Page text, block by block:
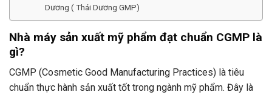
Dương ( Thái Dương GMP)
Nhà máy sản xuất mỹ phẩm đạt chuẩn CGMP là
gì?
CGMP (Cosmetic Good Manufacturing Practices) là tiêu
chuẩn thực hành sản xuất tốt trong ngành mỹ phẩm. Đây là